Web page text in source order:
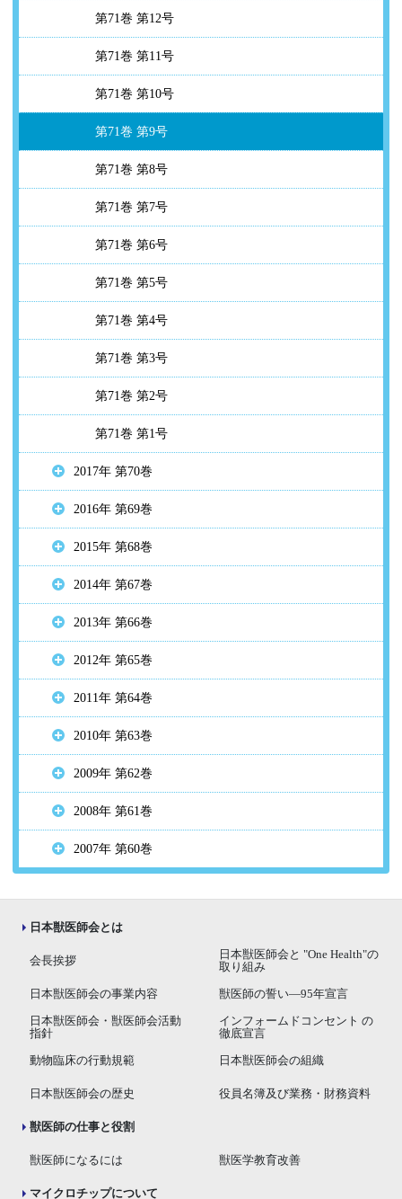
第71巻 第12号
第71巻 第11号
第71巻 第10号
第71巻 第9号
第71巻 第8号
第71巻 第7号
第71巻 第6号
第71巻 第5号
第71巻 第4号
第71巻 第3号
第71巻 第2号
第71巻 第1号
2017年 第70巻
2016年 第69巻
2015年 第68巻
2014年 第67巻
2013年 第66巻
2012年 第65巻
2011年 第64巻
2010年 第63巻
2009年 第62巻
2008年 第61巻
2007年 第60巻
日本獣医師会とは
会長挨拶
日本獣医師会と "One Health"の
取り組み
日本獣医師会の事業内容 獣医師の誓い―95年宣言
日本獣医師会・獣医師会活動
指針
インフォームドコンセント の
徹底宣言
動物臨床の行動規範 日本獣医師会の組織
日本獣医師会の歴史 役員名簿及び業務・財務資料
獣医師の仕事と役割
獣医師になるには 獣医学教育改善
マイクロチップについて